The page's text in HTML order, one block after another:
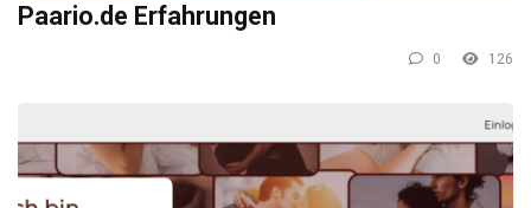
Paario.de Erfahrungen
0 126